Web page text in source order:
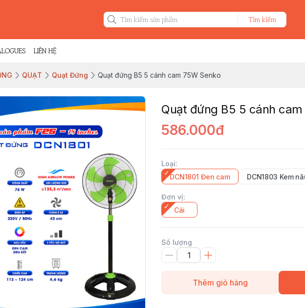
Tìm kiếm
LIÊN HỆ
QUẠT Quạt Đứng Quạt đứng B5 5 cánh cam 75W Senko
Quạt đứng B5 5 cánh
586.000đ
Loại:
DCN1801 Đen cam
DCN1803 Kem
Đơn vị:
Cái
Số lượng
Thêm giỏ hàng